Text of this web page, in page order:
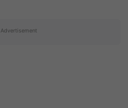
Advertisement